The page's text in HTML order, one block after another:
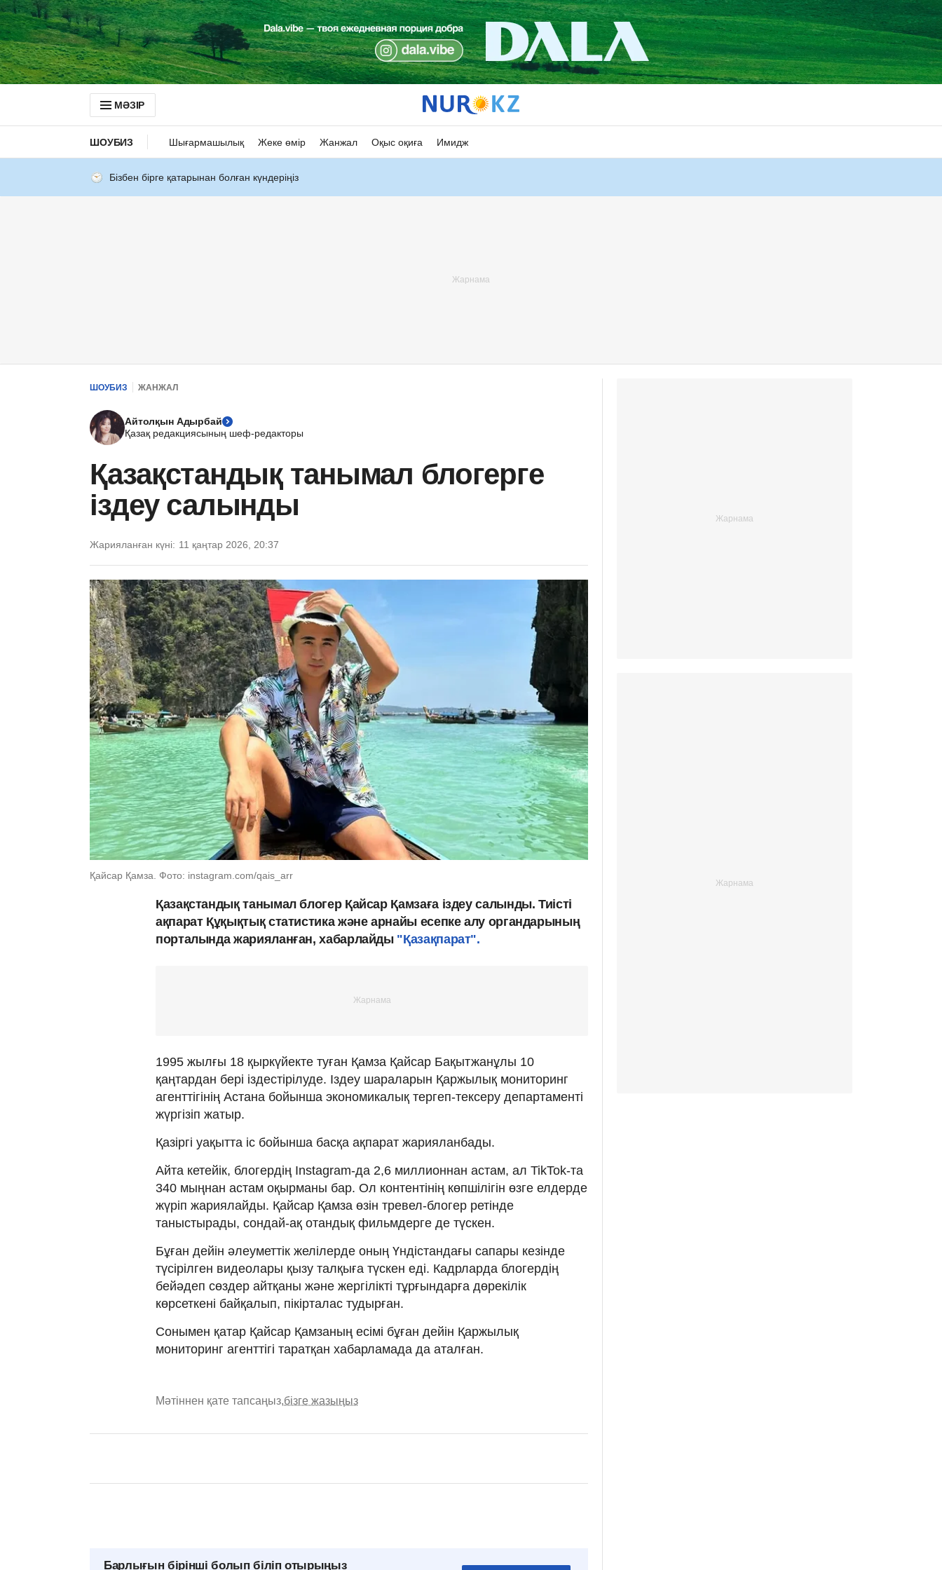
МӘЗІР
ШОУБИЗ Шығармашылық Жеке өмір Жанжал Оқыс оқиға Имидж
Бізбен бірге қатарынан болған күндеріңіз
ШОУБИЗ ЖАНЖАЛ
Айтолқын Адырбай
Қазақ редакциясының шеф-редакторы
Қазақстандық танымал блогерге
іздеу салынды
Жарияланған күні: 11 қаңтар 2026, 20:37
Қайсар Қамза. Фото: instagram.com/qais_arr
Қазақстандық танымал блогер Қайсар Қамзаға іздеу салынды. Тиісті
ақпарат Құқықтық статистика және арнайы есепке алу органдарының
порталында жарияланған, хабарлайды "Қазақпарат".
1995 жылғы 18 қыркүйекте туған Қамза Қайсар Бақытжанұлы 10
қаңтардан бері іздестірілуде. Іздеу шараларын Қаржылық мониторинг
агенттігінің Астана бойынша экономикалық тергеп-тексеру департаменті
жүргізіп жатыр.
Қазіргі уақытта іс бойынша басқа ақпарат жарияланбады.
Айта кетейік, блогердің Instagram-да 2,6 миллионнан астам, ал TikTok-та
340 мыңнан астам оқырманы бар. Ол контентінің көпшілігін өзге елдерде
жүріп жариялайды. Қайсар Қамза өзін тревел-блогер ретінде
таныстырады, сондай-ақ отандық фильмдерге де түскен.
Бұған дейін әлеуметтік желілерде оның Үндістандағы сапары кезінде
түсірілген видеолары қызу талқыға түскен еді. Кадрларда блогердің
бейәдеп сөздер айтқаны және жергілікті тұрғындарға дөрекілік
көрсеткені байқалып, пікірталас тудырған.
Сонымен қатар Қайсар Қамзаның есімі бұған дейін Қаржылық
мониторинг агенттігі таратқан хабарламада да аталған.
Мәтіннен қате тапсаңыз,бізге жазыңыз
Барлығын бірінші болып біліп отырыңыз